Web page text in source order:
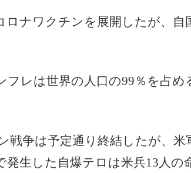
ロナワクチンを展開したが、自
フレは世界の人口の99％を占め
戦争は予定通り終結したが、米
生した自爆テロは米兵13人の